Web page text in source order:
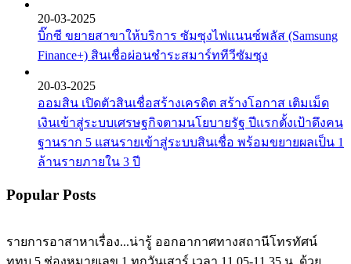
20-03-2025
บิ๊กซี ขยายสาขาให้บริการ ซัมซุงไฟแนนซ์พลัส (Samsung
Finance+) สินเชื่อผ่อนชำระสมาร์ททีวีซัมซุง
20-03-2025
ออมสิน เปิดตัวสินเชื่อสร้างเครดิต สร้างโอกาส เติมเม็ด
เงินเข้าสู่ระบบเศรษฐกิจตามนโยบายรัฐ ปีแรกตั้งเป้าดึงคน
ฐานราก 5 แสนรายเข้าสู่ระบบสินเชื่อ พร้อมขยายผลเป็น 1
ล้านรายภายใน 3 ปี
Popular Posts
รายการอาสาหาเรื่อง...น่ารู้ ออกอากาศทางสถานีโทรทัศน์